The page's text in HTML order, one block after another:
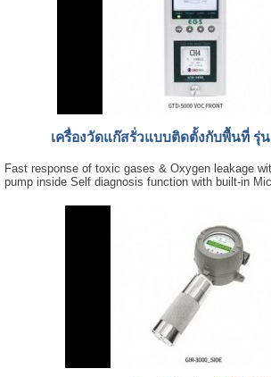
เครื่องวัดแก๊สรั่วแบบติดตั้งกับพื้นที่ รุ่
Fast response of toxic gases & Oxygen leakage
pump inside Self diagnosis function with built-in